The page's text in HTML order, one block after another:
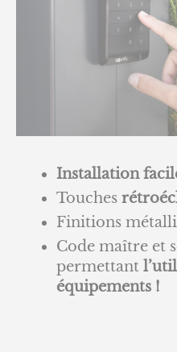
Installation
Touches
Finitions
Code maître et
permettant
équipements !